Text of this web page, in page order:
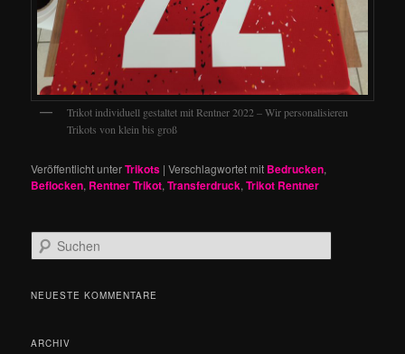
Trikot individuell gestaltet mit Rentner 2022 – Wir personalisieren
Trikots von klein bis groß
Veröffentlicht unterTrikots |Verschlagwortet mit Bedrucken,
Beflocken, Rentner Trikot,Transferdruck,Trikot Rentner
u
h
NEUESTE KOMMENTARE
ARCHIV